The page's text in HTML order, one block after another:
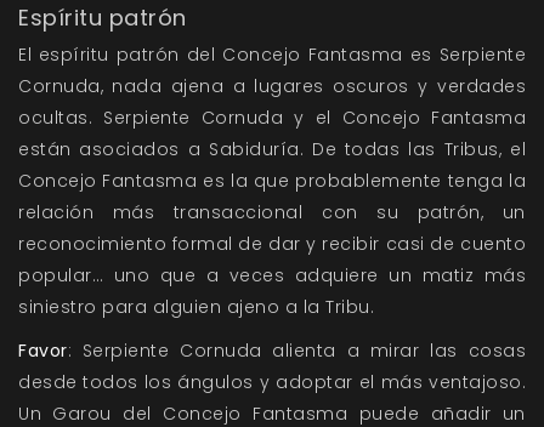
Espíritu patrón
El espíritu patrón del Concejo Fantasma es Serpiente
Cornuda, nada ajena a lugares oscuros y verdades
ocultas. Serpiente Cornuda y el Concejo Fantasma
están asociados a Sabiduría. De todas las Tribus, el
Concejo Fantasma es la que probablemente tenga la
relación más transaccional con su patrón, un
reconocimiento formal de dar y recibir casi de cuento
popular… uno que a veces adquiere un matiz más
siniestro para alguien ajeno a la Tribu.
Favor: Serpiente Cornuda alienta a mirar las cosas
desde todos los ángulos y adoptar el más ventajoso.
Un Garou del Concejo Fantasma puede añadir un